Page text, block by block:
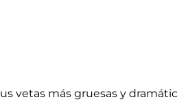
vetas más gruesas y